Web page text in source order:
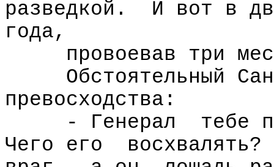
разведкой.
И вот в
года,
провоевав три
Обстоятельный
превосходства:
- Генерал
тебе
Чего его
восхвалять?